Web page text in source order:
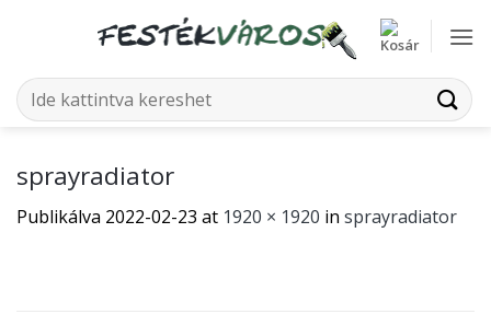
Keresés
a
sprayradiator
Publikálva 2022-02-23 at 1920 × 1920 in sprayradiator